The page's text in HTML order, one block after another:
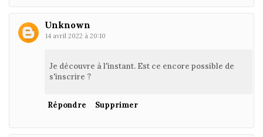
Unknown
14 avril 2022 à 20:10
Je découvre à l'instant. Est ce encore possible de
s'inscrire ?
Répondre Supprimer